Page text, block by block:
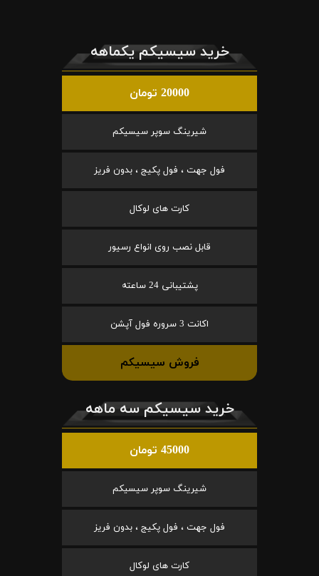
خرید سیسیکم یکماهه
20000 تومان
شیرینگ سوپر سیسیکم
فول جهت ، فول پکیج ، بدون فریز
کارت های لوکال
قابل نصب روی انواع رسیور
پشتیبانی 24 ساعته
اکانت 3 سروره فول آپشن
فروش سیسیکم
خرید سیسیکم سه ماهه
45000 تومان
شیرینگ سوپر سیسیکم
فول جهت ، فول پکیج ، بدون فریز
کارت های لوکال